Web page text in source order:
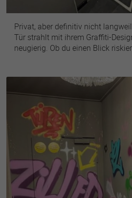
Privat, aber definitiv nicht
Tür strahlt mit ihrem Graffiti-
neugierig. Ob du einen Blick